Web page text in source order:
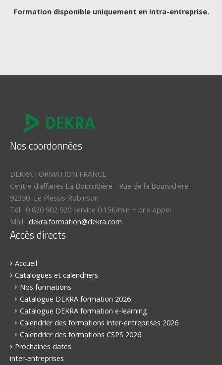
Formation disponible uniquement en intra-entreprise.
Nos coordonnées
DEKRA FORMATION FRANCE
Centre d’affaires La Boursidière - Rue de la Boursidière -
92350 Le Plessis-Robinson
Tél : 0 820 902 920 service 0.15€/min + prix appel
Mail : dekra.formation@dekra.com
Accès directs
Accueil
Catalogues et calendriers
Nos formations
Catalogue DEKRA formation 2026
Catalogue DEKRA formation e-learning
Calendrier des formations inter-entreprises 2026
Calendrier des formations CSPS 2026
Prochaines dates
inter-entreprises